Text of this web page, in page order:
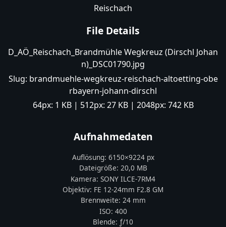
Reischach
File Details
D_AÖ_Reischach_Brandmühle Wegkreuz (Dirschl Johan
n)_DSC01790.jpg
Slug: brandmuehle-wegkreuz-reischach-altoetting-obe
rbayern-johann-dirschl
64px: 1 KB| 512px: 27 KB| 2048px: 742 KB
Aufnahmedaten
Auflösung: 6150×9224px
Dateigröße: 20,0 MB
Kamera: SONY ILCE-7RM4
Objektiv: FE 12-24mm F2.8 GM
Brennweite: 24mm
ISO: 400
Blende: ƒ/10